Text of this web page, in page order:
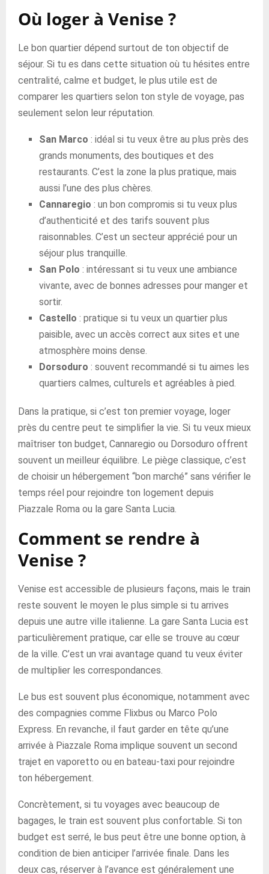
Où loger à Venise ?
Le bon quartier dépend surtout de ton objectif de
séjour. Si tu es dans cette situation où tu hésites entre
centralité, calme et budget, le plus utile est de
comparer les quartiers selon ton style de voyage, pas
seulement selon leur réputation.
San Marco : idéal si tu veux être au plus près des
grands monuments, des boutiques et des
restaurants. C’est la zone la plus pratique, mais
aussi l’une des plus chères.
Cannaregio : un bon compromis si tu veux plus
d’authenticité et des tarifs souvent plus
raisonnables. C’est un secteur apprécié pour un
séjour plus tranquille.
San Polo : intéressant si tu veux une ambiance
vivante, avec de bonnes adresses pour manger et
sortir.
Castello : pratique si tu veux un quartier plus
paisible, avec un accès correct aux sites et une
atmosphère moins dense.
Dorsoduro : souvent recommandé si tu aimes les
quartiers calmes, culturels et agréables à pied.
Dans la pratique, si c’est ton premier voyage, loger
près du centre peut te simplifier la vie. Si tu veux mieux
maîtriser ton budget, Cannaregio ou Dorsoduro offrent
souvent un meilleur équilibre. Le piège classique, c’est
de choisir un hébergement “bon marché” sans vérifier le
temps réel pour rejoindre ton logement depuis
Piazzale Roma ou la gare Santa Lucia.
Comment se rendre à
Venise ?
Venise est accessible de plusieurs façons, mais le train
reste souvent le moyen le plus simple si tu arrives
depuis une autre ville italienne. La gare Santa Lucia est
particulièrement pratique, car elle se trouve au cœur
de la ville. C’est un vrai avantage quand tu veux éviter
de multiplier les correspondances.
Le bus est souvent plus économique, notamment avec
des compagnies comme Flixbus ou Marco Polo
Express. En revanche, il faut garder en tête qu’une
arrivée à Piazzale Roma implique souvent un second
trajet en vaporetto ou en bateau-taxi pour rejoindre
ton hébergement.
Concrètement, si tu voyages avec beaucoup de
bagages, le train est souvent plus confortable. Si ton
budget est serré, le bus peut être une bonne option, à
condition de bien anticiper l’arrivée finale. Dans les
deux cas, réserver à l’avance est généralement une